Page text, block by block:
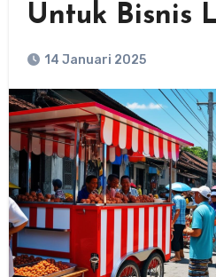
Untuk Bisnis
14 Januari 2025